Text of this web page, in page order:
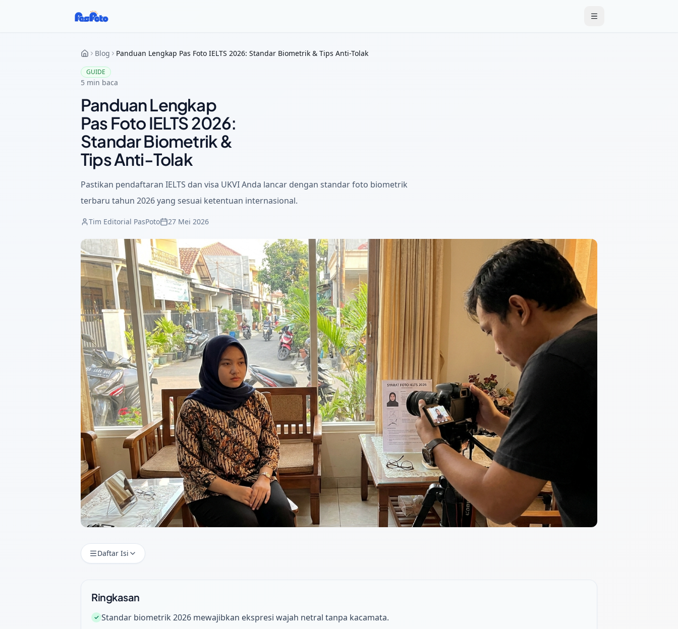
Blog Panduan Lengkap Pas Foto IELTS 2026: Standar Biometrik & Tips Anti-Tolak
GUIDE
5 min baca
Panduan Lengkap
Pas Foto IELTS 2026:
Standar Biometrik &
Tips Anti-Tolak
Pastikan pendaftaran IELTS dan visa UKVI Anda lancar dengan standar foto biometrik
terbaru tahun 2026 yang sesuai ketentuan internasional.
Tim Editorial PasPoto 27 Mei 2026
Daftar Isi
Ringkasan
✓ Standar biometrik 2026 mewajibkan ekspresi wajah netral tanpa kacamata.